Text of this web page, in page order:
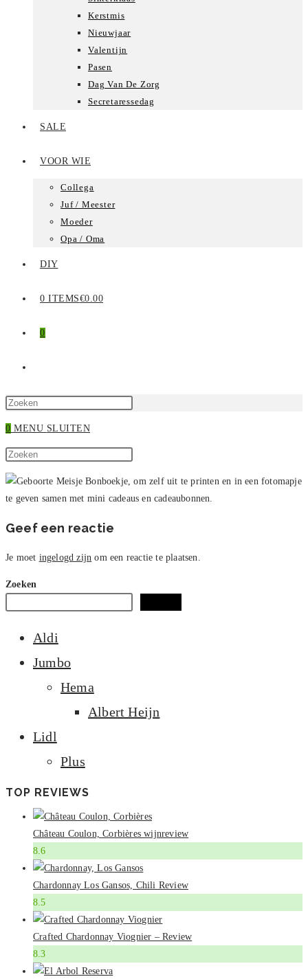
Kerstmis
Nieuwjaar
Valentijn
Pasen
Dag Van De Zorg
Secretaressedag
SALE
VOOR WIE
Collega
Juf / Meester
Moeder
Opa / Oma
DIY
0 ITEMS€0.00
0
ZOEKEN
0 MENU SLUITEN
Zoek
op
site
te
Geef een reactie
Je moet ingelogd zijn om een reactie te plaatsen.
Zoeken
Aldi
Jumbo
Hema
Albert Heijn
Lidl
Plus
TOP REVIEWS
Château Coulon, Corbières wijnreview
8.6
Chardonnay Los Gansos, Chili Review
8.5
Crafted Chardonnay Viognier – Review
8.3